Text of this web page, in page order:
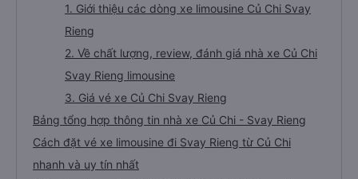
1. Giới thiệu các dòng xe limousine Củ Chi Svay
Rieng
2. Về chất lượng, review, đánh giá nhà xe Củ Chi
Svay Rieng limousine
3. Giá vé xe Củ Chi Svay Rieng
Bảng tổng hợp thông tin nhà xe Củ Chi - Svay Rieng
Cách đặt vé xe limousine đi Svay Rieng từ Củ Chi
nhanh và uy tín nhất